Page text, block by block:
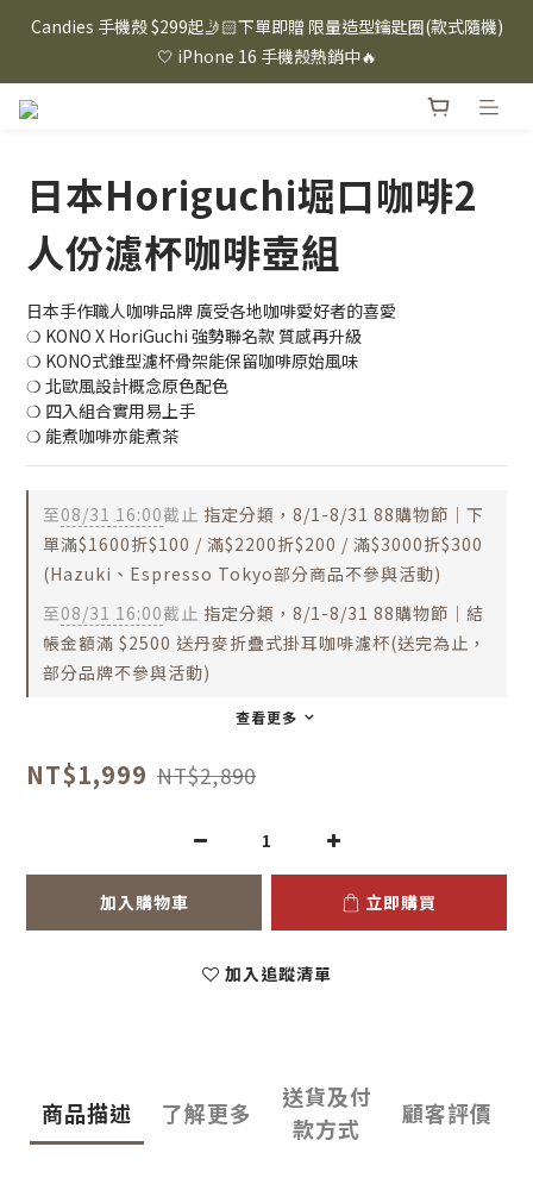
⸜ 8/1-8/31 ⸝  88購物節｜下單滿$1600折$100 / 滿$2200折$200 /
滿$3000折$300 (排除Hazuki及EspressoTokyo)
Candies 手機殼 $299起🤳🏻下單即贈 限量造型鑰匙圈(款式隨機)
🤍 iPhone 16 手機殼熱銷中🔥
⸜ 8/1-8/31 ⸝  88購物節｜下單滿$1600折$100 / 滿$2200折$200 /
日本Horiguchi堀口咖啡2
人份濾杯咖啡壺組
日本手作職人咖啡品牌 廣受各地咖啡愛好者的喜愛
❍ KONO X HoriGuchi 強勢聯名款 質感再升級
❍ KONO式錐型濾杯骨架能保留咖啡原始風味
❍ 北歐風設計概念原色配色
❍ 四入組合實用易上手
❍ 能煮咖啡亦能煮茶
至08/31 16:00截止 指定分類，8/1-8/31 88購物節｜下
單滿$1600折$100 / 滿$2200折$200 / 滿$3000折$300
(Hazuki、Espresso Tokyo部分商品不參與活動)
至08/31 16:00截止 指定分類，8/1-8/31 88購物節｜結
帳金額滿 $2500 送丹麥折疊式掛耳咖啡濾杯(送完為止，
部分品牌不參與活動)
查看更多
NT$1,999 NT$2,890
加入購物車 立即購買
加入追蹤清單
商品描述 了解更多
送貨及付
款方式
顧客評價